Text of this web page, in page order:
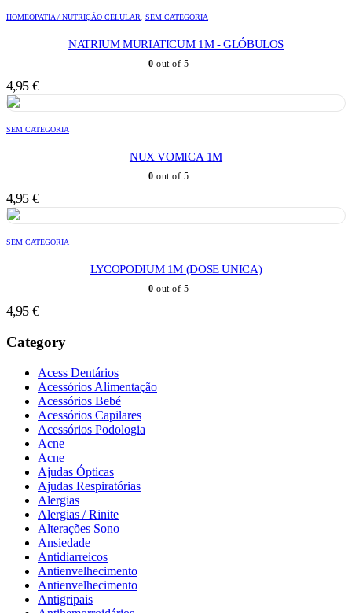
HOMEOPATIA / NUTRIÇÃO CELULAR SEM CATEGORIA
NATRIUM MURIATICUM 1M - GLÓBULOS
0 out of 5
4,95 €
SEM CATEGORIA
NUX VOMICA 1M
0 out of 5
4,95 €
SEM CATEGORIA
LYCOPODIUM 1M (DOSE UNICA)
0 out of 5
4,95 €
Category
Acess Dentários
Acessórios Alimentação
Acessórios Bebé
Acessórios Capilares
Acessórios Podologia
Acne
Acne
Ajudas Ópticas
Ajudas Respiratórias
Alergias
Alergias / Rinite
Alterações Sono
Ansiedade
Antidiarreicos
Antienvelhecimento
Antienvelhecimento
Antigripais